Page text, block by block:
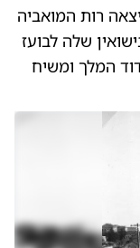
רות המואביה
שלה לבועז
המלך ומשיח